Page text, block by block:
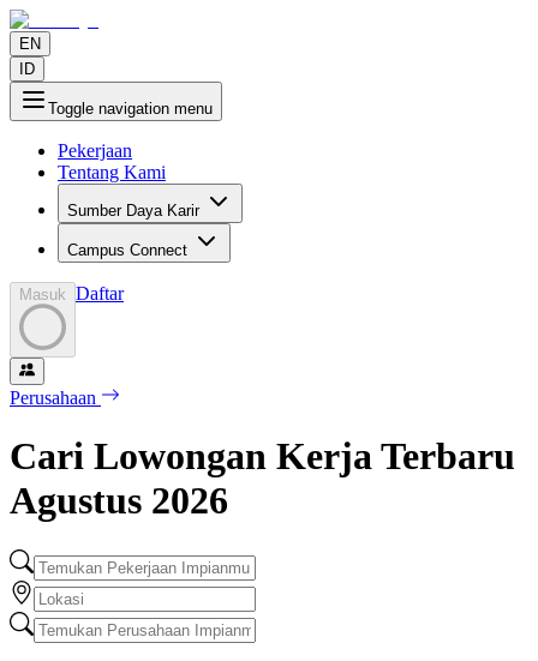
EN
ID
Toggle navigation menu
Pekerjaan
Tentang Kami
Sumber Daya Karir
Campus Connect
Masuk Daftar
Perusahaan
Cari Lowongan Kerja Terbaru
Agustus 2026